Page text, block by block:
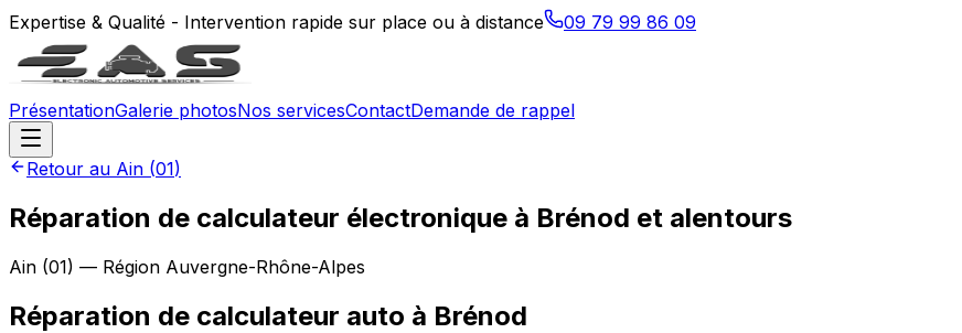
Expertise & Qualité - Intervention rapide sur place ou à distance 09 79 99 86 09
PrésentationGalerie photosNos servicesContactDemande de rappel
Retour au Ain (01)
Réparation de calculateur électronique à Brénod et alentours
Ain (01) — Région Auvergne-Rhône-Alpes
Réparation de calculateur auto à Brénod